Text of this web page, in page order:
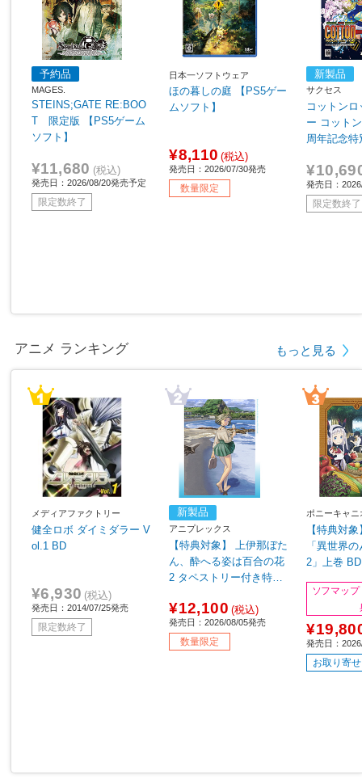
予約品
MAGES.
STEINS;GATE RE:BOO
T 限定版 【PS5ゲーム
ソフト】
¥11,680 (税込)
発売日：2026/08/20発売予定
限定数終了
日本一ソフトウェア
ほの暮しの庭 【PS5ゲー
ムソフト】
¥8,110 (税込)
発売日：2026/07/30発売
数量限定
新製品
サクセス
コットン
ー コットンシリーズ35
周年記念
発売日：
限定数終了
アニメ ランキング もっと見る
メディアファクトリー
健全ロボ ダイミダラー V
ol.1 BD
¥6,930 (税込)
発売日：2014/07/25発売
限定数終了
新製品
アニプレックス
【特典対象】 上伊那ぼた
ん、酔へる姿は百合の花
2 タペストリー付き特装
ソフマップ・アニメガ全
巻連続購入特典「全巻収
納BOX・缶バッジ6個セ
¥12,100 (税込)
発売日：2026/08/05発売
数量限定
ポニーキャニ
【特典対
「異世界
2」上巻
入特典「
X・B2タ
ービジュ
ソフマッ
発売日：
お取り寄せ